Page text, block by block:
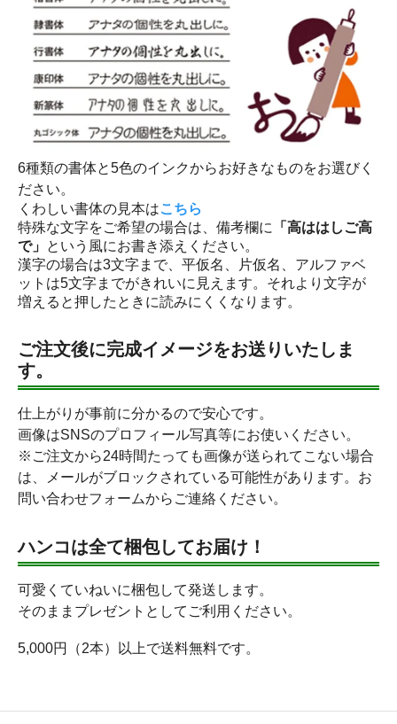
6種類の書体と5色のインクからお好きなものをお選びく
ださい。
くわしい書体の見本はこちら
特殊な文字をご希望の場合は、備考欄に
「高ははしご高
で」 という風にお書き添えください。
漢字の場合は3文字まで、平仮名、片仮名、アルファベ
ットは5文字までがきれいに見えます。それより文字が
増えると押したときに読みにくくなります。
ご注文後に完成イメージをお送りいたしま
す。
仕上がりが事前に分かるので安心です。
画像はSNSのプロフィール写真等にお使いください。
※ご注文から24時間たっても画像が送られてこない場合
は、メールがブロックされている可能性があります。お
問い合わせフォームからご連絡ください。
ハンコは全て梱包してお届け！
可愛くていねいに梱包して発送します。
そのままプレゼントとしてご利用ください。
5,000円（2本）以上で送料無料です。